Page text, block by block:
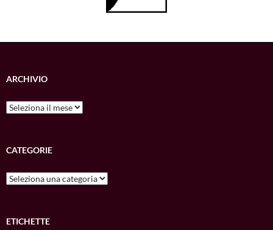
ARCHIVIO
Archivio
CATEGORIE
Categorie
ETICHETTE